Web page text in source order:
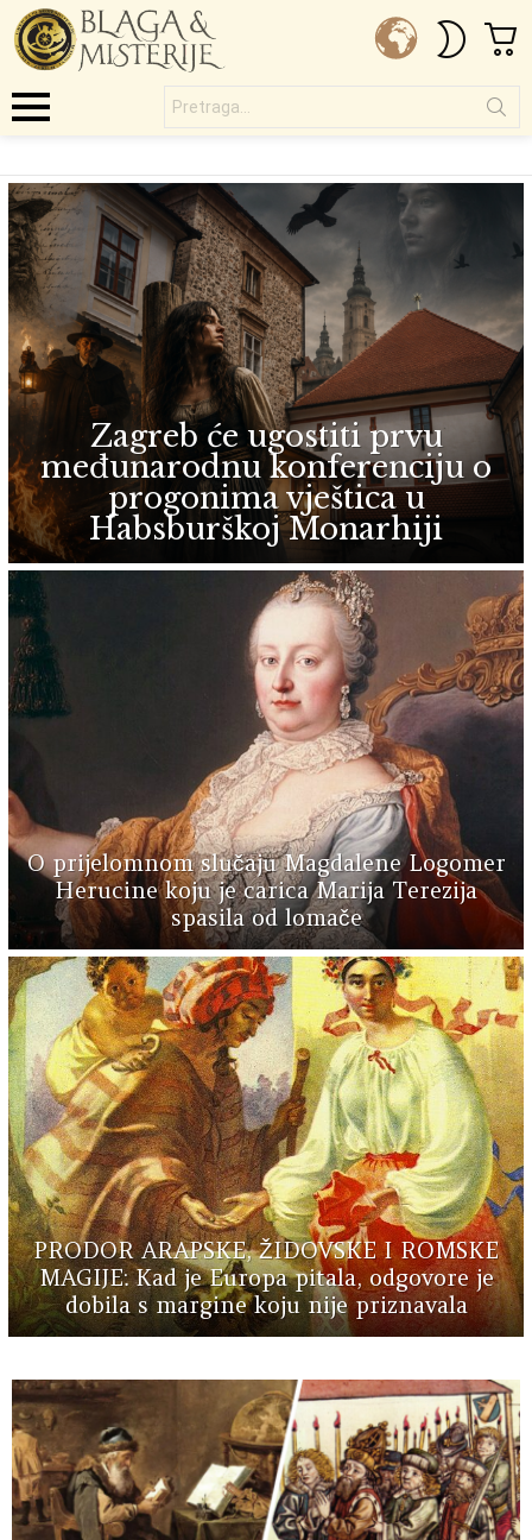
SKIN
DENIVER
VUKELIĆ
SUBTERMS
LATEST
STORIES
Zagreb će ugostiti prvu
međunarodnu konferenciju o
progonima vještica u
Habsburškoj Monarhiji
O prijelomnom slučaju Magdalene Logomer
Herucine koju je carica Marija Terezija
spasila od lomače
PRODOR ARAPSKE, ŽIDOVSKE I ROMSKE
MAGIJE: Kad je Europa pitala, odgovore je
dobila s margine koju nije priznavala
MORE
STORIES